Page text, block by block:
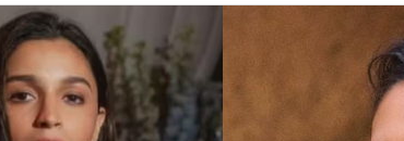
करते हुए अभिषेक बच्चन (Abhishek Bachchan)